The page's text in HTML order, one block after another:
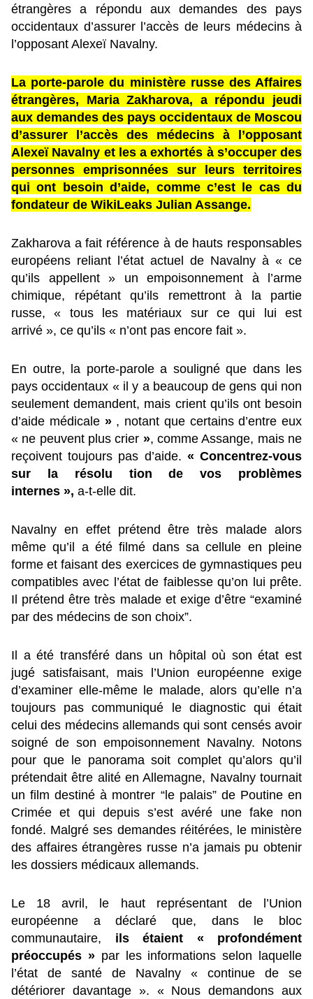
étrangères a répondu aux demandes des pays
occidentaux d’assurer l’accès de leurs médecins à
l’opposant Alexeï Navalny.
La porte-parole du ministère russe des Affaires
étrangères, Maria Zakharova, a répondu jeudi
aux demandes des pays occidentaux de Moscou
d’assurer l’accès des médecins à l’opposant
Alexeï Navalny et les a exhortés à s’occuper des
personnes emprisonnées sur leurs territoires
qui ont besoin d’aide, comme c’est le cas du
fondateur de WikiLeaks Julian Assange.
Zakharova a fait référence à de hauts responsables
européens reliant l’état actuel de Navalny à « ce
qu’ils appellent » un empoisonnement à l’arme
chimique, répétant qu’ils remettront à la partie
russe, « tous les matériaux sur ce qui lui est
arrivé », ce qu’ils « n’ont pas encore fait ».
En outre, la porte-parole a souligné que dans les
pays occidentaux « il y a beaucoup de gens qui non
seulement demandent, mais crient qu’ils ont besoin
d’aide médicale », notant que certains d’entre eux
« ne peuvent plus crier », comme Assange, mais ne
reçoivent toujours pas d’aide. « Concentrez-vous
sur la résolu tion de vos problèmes
internes », a-t-elle dit.
Navalny en effet prétend être très malade alors
même qu’il a été filmé dans sa cellule en pleine
forme et faisant des exercices de gymnastiques peu
compatibles avec l’état de faiblesse qu’on lui prête.
Il prétend être très malade et exige d’être “examiné
par des médecins de son choix”.
Il a été transféré dans un hôpital où son état est
jugé satisfaisant, mais l’Union européenne exige
d’examiner elle-même le malade, alors qu’elle n’a
toujours pas communiqué le diagnostic qui était
celui des médecins allemands qui sont censés avoir
soigné de son empoisonnement Navalny. Notons
pour que le panorama soit complet qu’alors qu’il
prétendait être alité en Allemagne, Navalny tournait
un film destiné à montrer “le palais” de Poutine en
Crimée et qui depuis s’est avéré une fake non
fondé. Malgré ses demandes réitérées, le ministère
des affaires étrangères russe n’a jamais pu obtenir
les dossiers médicaux allemands.
Le 18 avril, le haut représentant de l’Union
européenne adéclaré que, dans le bloc
communautaire, ils étaient « profondément
préoccupés » par les informations selon laquelle
l’état de santé de Navalny « continue de se
détériorer davantage ». « Nous demandons aux